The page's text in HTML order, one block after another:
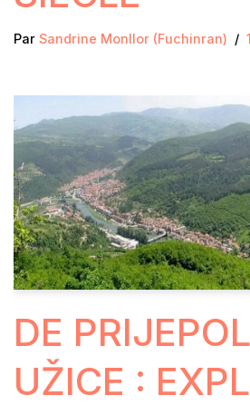
Par Sandrine Monllor (Fuchinran)
DE
UŽICE :